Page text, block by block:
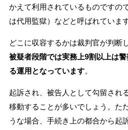
かえて利用されているものですの
は代用監獄）などと呼ばれています
どこに収容するかは裁判官が判断
被疑者段階では実務上9割以上は
る運用となっています。
起訴され、被告人として勾留され
移動することが多いでしょう。た
うな場合、手続き上の都合から起